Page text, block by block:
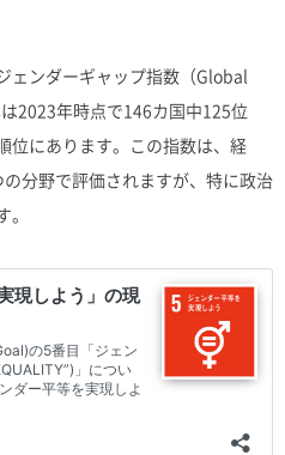
ェンダーギャップ指数（Global
2023年時点で146カ国中125位
位にあります。この指数は、経
分野で評価されますが、特に政治